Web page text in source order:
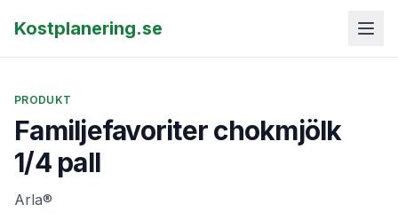
Kostplanering.se
PRODUKT
Familjefavoriter chokmjölk
1/4 pall
Arla®